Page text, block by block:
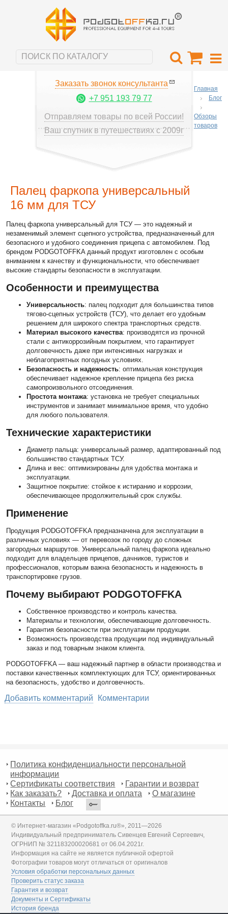
Заказать звонок консультанта
+7 951 193 79 77
Отправляем товары по всей России!
Ваш спутник в путешествиях с 2009г
Главная
Блог
Обзоры
товаров
Палец фаркопа универсальный
16 мм для ТСУ
Палец фаркопа универсальный для ТСУ— это надежный и
незаменимый элемент сцепного устройства, предназначенный для
безопасного и удобного соединения прицепа с автомобилем. Под
брендом PODGOTOFFKA данный продукт изготовлен с особым
вниманием к качеству и функциональности, что обеспечивает
высокие стандарты безопасности в эксплуатации.
Особенности и преимущества
Универсальность: палец подходит для большинства типов
тягово-сцепных устройств (ТСУ), что делает его удобным
решением для широкого спектра транспортных средств.
Материал высокого качества: производятся из прочной
стали с антикоррозийным покрытием, что гарантирует
долговечность даже при интенсивных нагрузках и
неблагоприятных погодных условиях.
Безопасность и надежность: оптимальная конструкция
обеспечивает надежное крепление прицепа без риска
самопроизвольного отсоединения.
Простота монтажа: установка не требует специальных
инструментов и занимает минимальное время, что удобно
для любого пользователя.
Технические характеристики
Диаметр пальца: универсальный размер, адаптированный под
большинство стандартных ТСУ.
Длина и вес: оптимизированы для удобства монтажа и
эксплуатации.
Защитное покрытие: стойкое к истиранию и коррозии,
обеспечивающее продолжительный срок службы.
Применение
Продукция PODGOTOFFKA предназначена для эксплуатации в
различных условиях — от перевозок по городу до сложных
загородных маршрутов. Универсальный палец фаркопа идеально
подходит для владельцев прицепов, дачников, туристов и
профессионалов, которым важна безопасность и надежность в
транспортировке грузов.
Почему выбирают PODGOTOFFKA
Собственное производство и контроль качества.
Материалы и технологии, обеспечивающие долговечность.
Гарантия безопасности при эксплуатации продукции.
Возможность производства продукции под индивидуальный
заказ и под товарным знаком клиента.
PODGOTOFFKA— ваш надежный партнер в области производства и
поставки качественных комплектующих для ТСУ, ориентированных
на безопасность, удобство и долговечность.
Добавить комментарий Комментарии
Политика конфиденциальности персональной
информации
Сертификаты соответствия
Гарантии и возврат
Как заказать?
Доставка и оплата
О магазине
Контакты
Блог
© Интернет-магазин «Podgotoffka.ru®», 2011—2026
Индивидуальный предприниматель Сивенцев Евгений Сергеевич,
ОГРНИП № 321183200020681 от 06.04.2021г.
Информация на сайте не является публичной офертой
Фотографии товаров могут отличаться от оригиналов
Условия обработки персональных данных
Проверить статус заказа
Гарантия и возврат
Документы и Сертификаты
История бренда